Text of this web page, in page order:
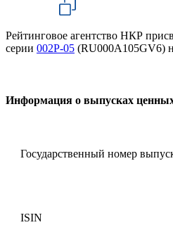
Рейтинговое агентство НКР
серии 002Р-05 (RU000A105GV6)
Информация о выпусках
Государственный номер
ISIN